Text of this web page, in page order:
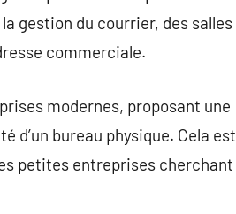
gestion du courrier, des salles
commerciale.
modernes, proposant une
d’un bureau physique. Cela est
petites entreprises cherchant